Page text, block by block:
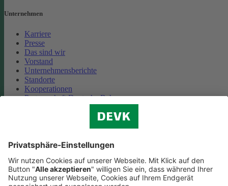
Unternehmen
Karriere
Presse
Das sind wir
Vorstand
Unternehmensberichte
Standorte
Kooperationen
Partnerschaft Deutsche Bahn
Cookie-Einstellungen